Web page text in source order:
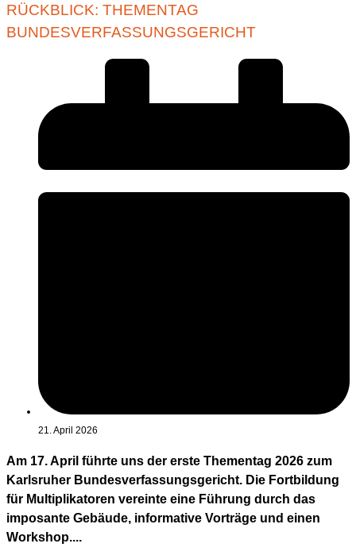
RÜCKBLICK: THEMENTAG
BUNDESVERFASSUNGSGERICHT
21. April 2026
Am 17. April führte uns der erste Thementag 2026 zum
Karlsruher Bundesverfassungsgericht. Die Fortbildung
für Multiplikatoren vereinte eine Führung durch das
imposante Gebäude, informative Vorträge und einen
Workshop....